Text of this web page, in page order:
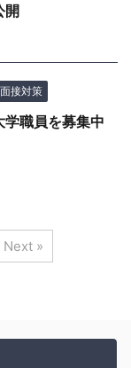
開
面接対策
職員を募集中
Next »